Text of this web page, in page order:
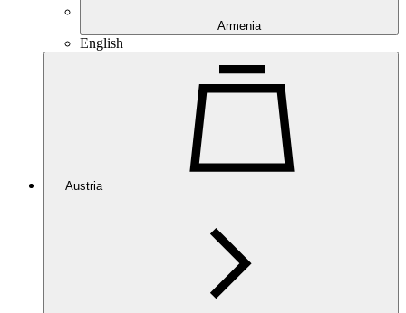
Armenia
English
Austria